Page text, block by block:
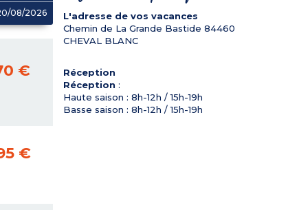
08/2026
€
€
L'adresse de vos vacances
Chemin de La Grande Bastide 84460
CHEVAL BLANC
Réception
Réception :
Haute saison : 8h-12h / 15h-19h
Basse saison : 8h-12h / 15h-19h